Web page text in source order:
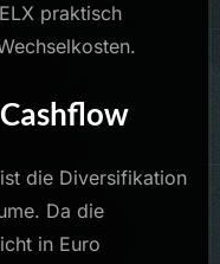
praktisch
die Diversifikation
Da die
in Euro